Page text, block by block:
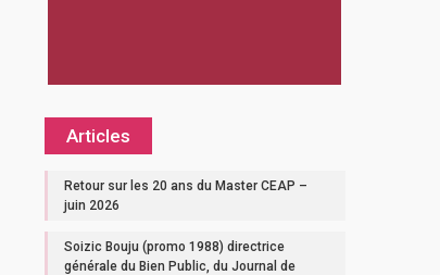
Articles
Retour sur les 20 ans du Master CEAP –
juin 2026
Soizic Bouju (promo 1988) directrice
générale du Bien Public, du Journal de